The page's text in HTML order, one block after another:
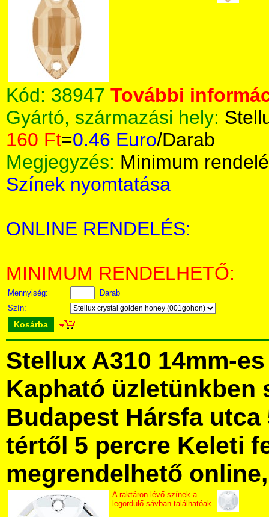
Kód: 38947 További
Gyártó, származási hely:
160 Ft=0.46 Euro/Darab
Megjegyzés: Minimum
Színek nyomtatása
ONLINE RENDELÉS:
MINIMUM RENDELHETŐ:
Mennyiség:
Darab
Szín:
Kosárba
Stellux A310 14mm-
Kapható üzletünkben
Budapest Hársfa utca
tértől 5 percre Keleti
megrendelhető
A raktáron lévő színek a
legördülő sávban találhatóak.